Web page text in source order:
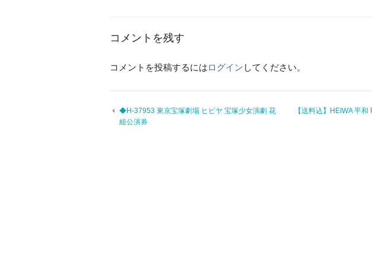
コメントを残す
コメントを投稿するにはログイン してください。
◆H-37953 東京宝塚劇場 ヒビヤ 宝塚少女演劇 花
組公演券
【送料込】HEIWA 平